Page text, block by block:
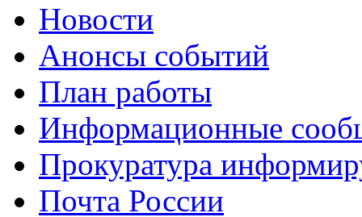
Новости
Анонсы событий
План работы
Информационные
Прокуратура
Почта России